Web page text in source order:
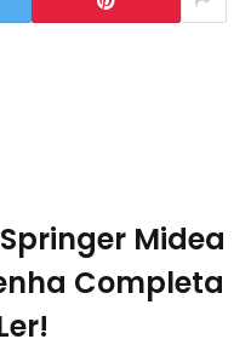
Midea
Completa